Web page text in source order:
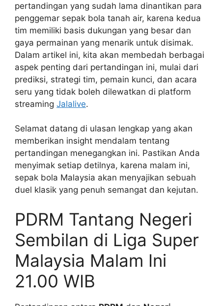
pertandingan yang sudah lama dinantikan para
penggemar sepak bola tanah air, karena kedua
tim memiliki basis dukungan yang besar dan
gaya permainan yang menarik untuk disimak.
Dalam artikel ini, kita akan membedah berbagai
aspek penting dari pertandingan ini, mulai dari
prediksi, strategi tim, pemain kunci, dan acara
seru yang tidak boleh dilewatkan di platform
streaming Jalalive.
Selamat datang di ulasan lengkap yang akan
memberikan insight mendalam tentang
pertandingan menegangkan ini. Pastikan Anda
menyimak setiap detilnya, karena malam ini,
sepak bola Malaysia akan menyajikan sebuah
duel klasik yang penuh semangat dan kejutan.
PDRM Tantang Negeri
Sembilan di Liga Super
Malaysia Malam Ini
21.00 WIB